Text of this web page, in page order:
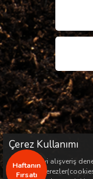
Haftanın
Fırsatı
©
Çerez Kullanımı
Sizlere en iyi alışveriş
sitemizde